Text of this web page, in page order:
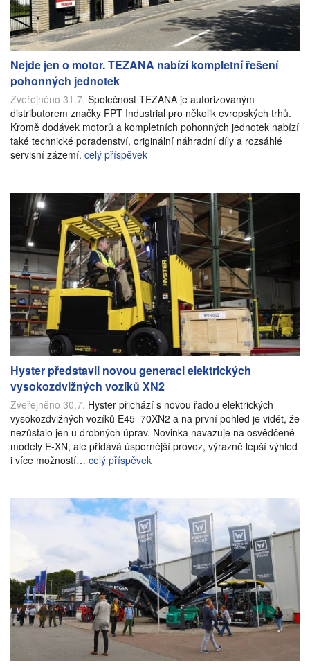
Nejde jen o motor. TEZANA nabízí kompletní řešení
pohonných jednotek
Zveřejněno 31.7. Společnost TEZANA je autorizovaným
distributorem značky FPT Industrial pro několik evropských trhů.
Kromě dodávek motorů a kompletních pohonných jednotek nabízí
také technické poradenství, originální náhradní díly a rozsáhlé
servisní zázemí. celý příspěvek
Hyster představil novou generaci elektrických
vysokozdvižných vozíků XN2
Zveřejněno 30.7. Hyster přichází s novou řadou elektrických
vysokozdvižných vozíků E45–70XN2 a na první pohled je vidět, že
nezůstalo jen u drobných úprav. Novinka navazuje na osvědčené
modely E-XN, ale přidává úspornější provoz, výrazně lepší výhled
i více možností… celý příspěvek